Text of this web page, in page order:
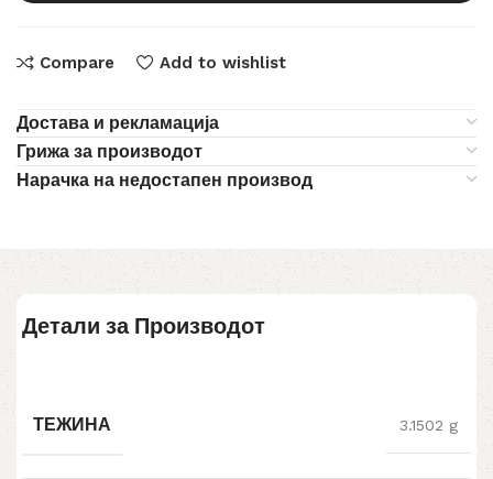
Compare Add to wishlist
Достава и рекламација
Грижа за производот
Нарачка на недостапен производ
Детали за Производот
ТЕЖИНА 3.1502 g